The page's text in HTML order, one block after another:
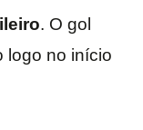
. O gol
logo no início